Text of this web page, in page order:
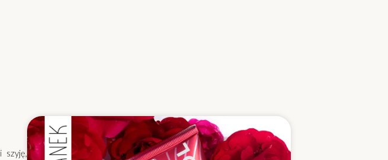
szyję,